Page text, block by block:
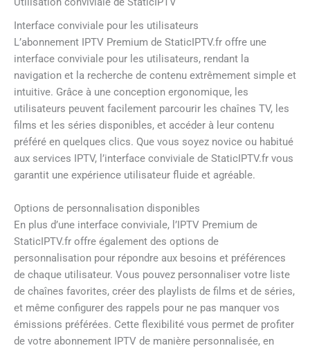
Interface conviviale pour les utilisateurs
L’abonnement IPTV Premium de StaticIPTV.fr offre une
interface conviviale pour les utilisateurs, rendant la
navigation et la recherche de contenu extrêmement simple et
intuitive. Grâce à une conception ergonomique, les
utilisateurs peuvent facilement parcourir les chaînes TV, les
films et les séries disponibles, et accéder à leur contenu
préféré en quelques clics. Que vous soyez novice ou habitué
aux services IPTV, l’interface conviviale de StaticIPTV.fr vous
garantit une expérience utilisateur fluide et agréable.
Options de personnalisation disponibles
En plus d’une interface conviviale, l’IPTV Premium de
StaticIPTV.fr offre également des options de
personnalisation pour répondre aux besoins et préférences
de chaque utilisateur. Vous pouvez personnaliser votre liste
de chaînes favorites, créer des playlists de films et de séries,
et même configurer des rappels pour ne pas manquer vos
émissions préférées. Cette flexibilité vous permet de profiter
de votre abonnement IPTV de manière personnalisée, en